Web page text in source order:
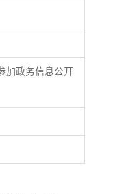
加政务信息公开